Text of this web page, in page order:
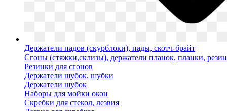
Держатели падов (скурблоки), пады, скотч-брайт
Сгоны (стяжки,склизы), держатели планок, планки,
Резинки для сгонов
Держатели шубок, шубки
Держатели шубок
Наборы для мойки окон
Скребки для стекол, лезвия